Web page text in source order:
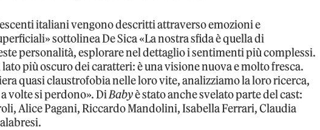
italiani vengono descritti attraverso emozioni e
sottolinea De Sica «La nostra sfida è quella di
personalità, esplorare nel dettaglio i sentimenti più complessi.
più oscuro dei caratteri: è una visione nuova e molto fresca.
quasi claustrofobia nelle loro vite, analizziamo la loro ricerca,
volte si perdono». DiBabyè stato anche svelato parte del cast:
Alice Pagani, Riccardo Mandolini, Isabella Ferrari, Claudia